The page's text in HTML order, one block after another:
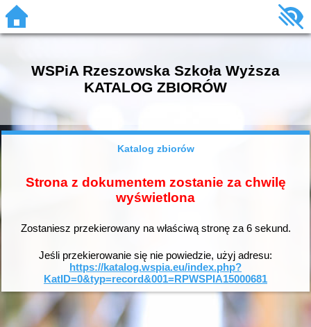
WSPiA Rzeszowska Szkoła Wyższa
KATALOG ZBIORÓW
Katalog zbiorów
Strona z dokumentem zostanie za chwilę
wyświetlona
Zostaniesz przekierowany na właściwą stronę za 6sekund.
Jeśli przekierowanie się nie powiedzie, użyj adresu:
https://katalog.wspia.eu/index.php?
KatID=0&typ=record&001=RPWSPIA15000681